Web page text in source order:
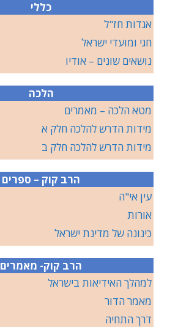
כללי
אגדות חז"ל
חגי ומועדי ישראל
נושאים שונים – אודיו
הלכה
מטא הלכה – מאמרים
מידות הדרש להלכה חלק א
מידות הדרש להלכה חלק ב
הרב קוק – ספרים
עין אי"ה
אורות
כינונה של מדינת ישראל
הרב קוק- מאמרים
למהלך האידיאות בישראל
מאמר הדור
דרך התחיה